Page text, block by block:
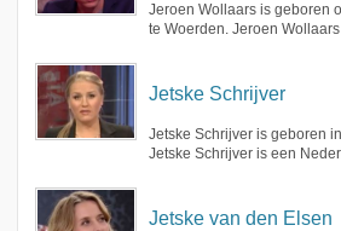
Jeroen Wollaars is geboren
te Woerden. Jeroen
Jetske Schrijver
Jetske Schrijver is geboren
Jetske Schrijver is een
Jetske van den Elsen